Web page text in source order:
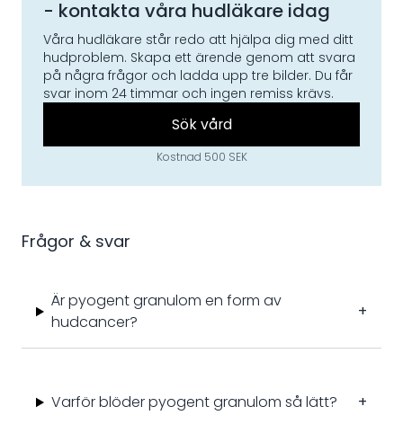
- kontakta våra hudläkare idag
Våra hudläkare står redo att hjälpa dig med ditt
hudproblem. Skapa ett ärende genom att svara
på några frågor och ladda upp tre bilder. Du får
svar inom 24 timmar och ingen remiss krävs.
Sök vård
Kostnad 500 SEK
Frågor & svar
Är pyogent granulom en form av
hudcancer?
+
Varför blöder pyogent granulom så lätt? +